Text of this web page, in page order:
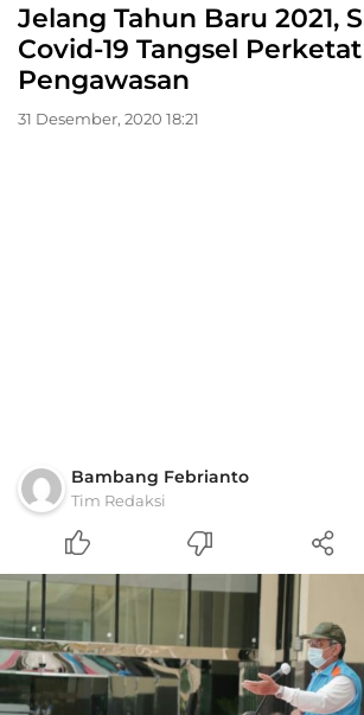
Jelang Tahun Baru 2021,
Covid-19 Tangsel Perketat
Pengawasan
31 Desember, 2020 18:21
Bambang Febrianto
Tim Redaksi